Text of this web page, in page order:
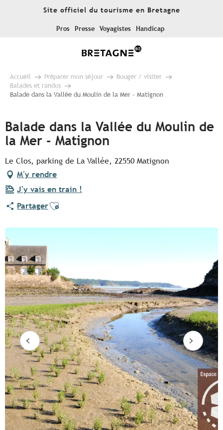
Site officiel du tourisme en Bretagne
Pros Presse Voyagistes Handicap
Accueil Préparer mon séjour
Bouger / visiter
Balades et randos
Balade dans la Vallée du Moulin de la Mer - Matignon
Balade dans la Vallée du Moulin de
la Mer - Matignon
Le Clos, parking de La Vallée, 22550 Matignon
M'y rendre
J'y vais en train !
PartagerAjouter aux favoris